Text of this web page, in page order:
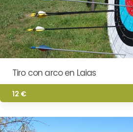
Tiro con arco en Laias
12 €